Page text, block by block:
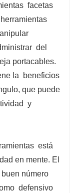
facetas
herramientas
del
portacables.
la
beneficios
que puede
y
está
en mente. El
buen número
defensivo